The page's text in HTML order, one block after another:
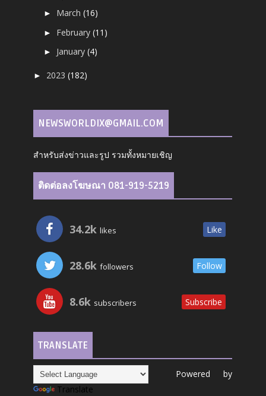
► March(16)
► February(11)
► January(4)
► 2023(182)
NEWSWORLDIX@GMAIL.COM
สำหรับส่งข่าวและรูป รวมทั้งหมายเชิญ
ติดต่อลงโฆษณา 081-919-5219
34.2k likes Like
28.6k followers Follow
8.6k subscribers Subscribe
TRANSLATE
Powered by
Translate